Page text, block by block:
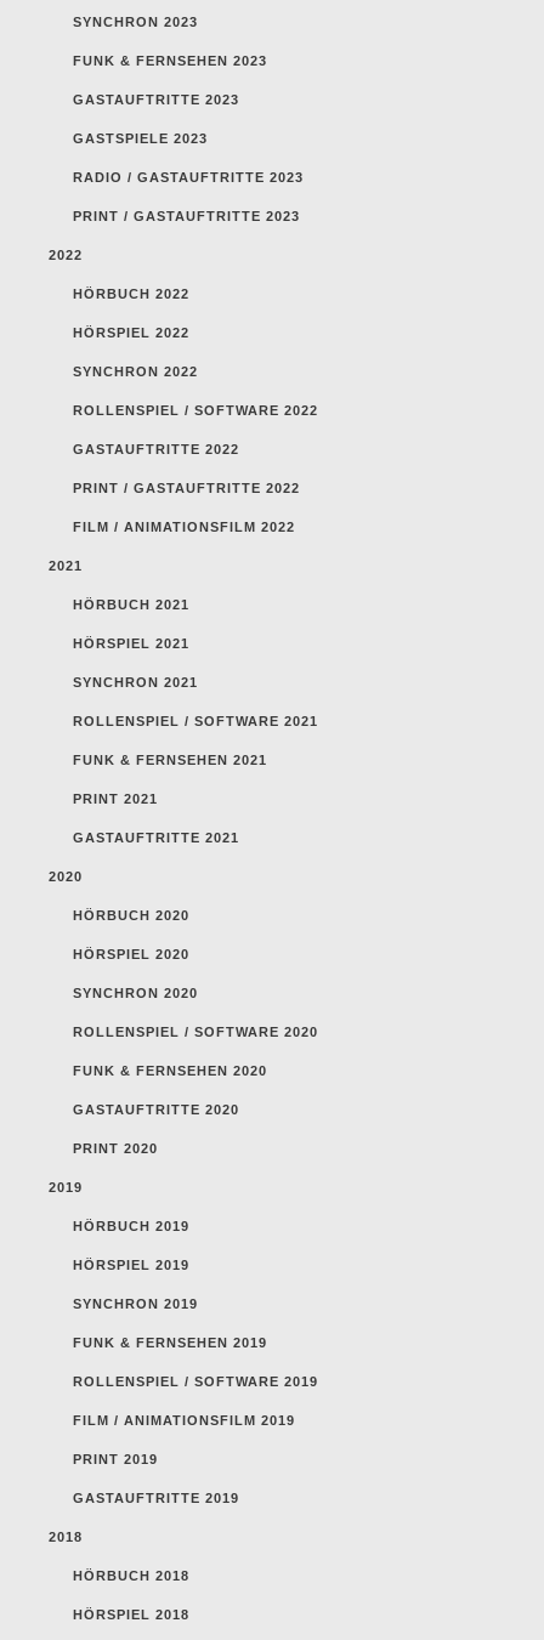
SYNCHRON 2023
FUNK & FERNSEHEN 2023
GASTAUFTRITTE 2023
GASTSPIELE 2023
RADIO / GASTAUFTRITTE 2023
PRINT / GASTAUFTRITTE 2023
2022
HÖRBUCH 2022
HÖRSPIEL 2022
SYNCHRON 2022
ROLLENSPIEL / SOFTWARE 2022
GASTAUFTRITTE 2022
PRINT / GASTAUFTRITTE 2022
FILM / ANIMATIONSFILM 2022
2021
HÖRBUCH 2021
HÖRSPIEL 2021
SYNCHRON 2021
ROLLENSPIEL / SOFTWARE 2021
FUNK & FERNSEHEN 2021
PRINT 2021
GASTAUFTRITTE 2021
2020
HÖRBUCH 2020
HÖRSPIEL 2020
SYNCHRON 2020
ROLLENSPIEL / SOFTWARE 2020
FUNK & FERNSEHEN 2020
GASTAUFTRITTE 2020
PRINT 2020
2019
HÖRBUCH 2019
HÖRSPIEL 2019
SYNCHRON 2019
FUNK & FERNSEHEN 2019
ROLLENSPIEL / SOFTWARE 2019
FILM / ANIMATIONSFILM 2019
PRINT 2019
GASTAUFTRITTE 2019
2018
HÖRBUCH 2018
HÖRSPIEL 2018